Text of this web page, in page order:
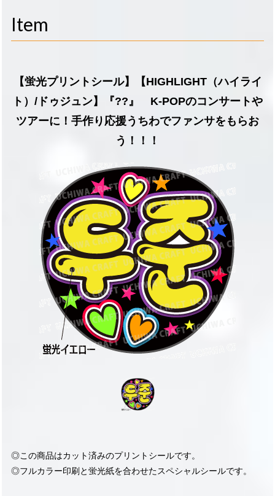
Item
【蛍光プリントシール】【HIGHLIGHT（ハイライ
ト）/ドゥジュン】『??』 K-POPのコンサートや
ツアーに！手作り応援うちわでファンサをもらお
う！！！
◎この商品はカット済みのプリントシールです。
◎フルカラー印刷と蛍光紙を合わせたスペシャルシールです。